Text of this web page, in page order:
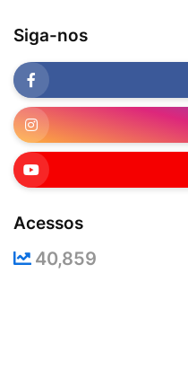
Siga-nos
Acessos
40,859